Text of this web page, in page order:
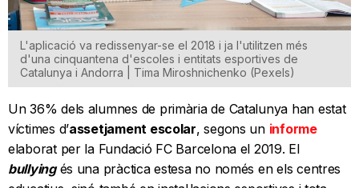
L'aplicació va redissenyar-se el 2018 i ja l'utilitzen més
d'una cinquantena d'escoles i entitats esportives de
Catalunya i Andorra | Tima Miroshnichenko (Pexels)
Un 36% dels alumnes de primària de Catalunya han estat
víctimes d’assetjament escolar, segons un informe
elaborat per la Fundació FC Barcelona el 2019. El
bullyingés una pràctica estesa no només en els centres